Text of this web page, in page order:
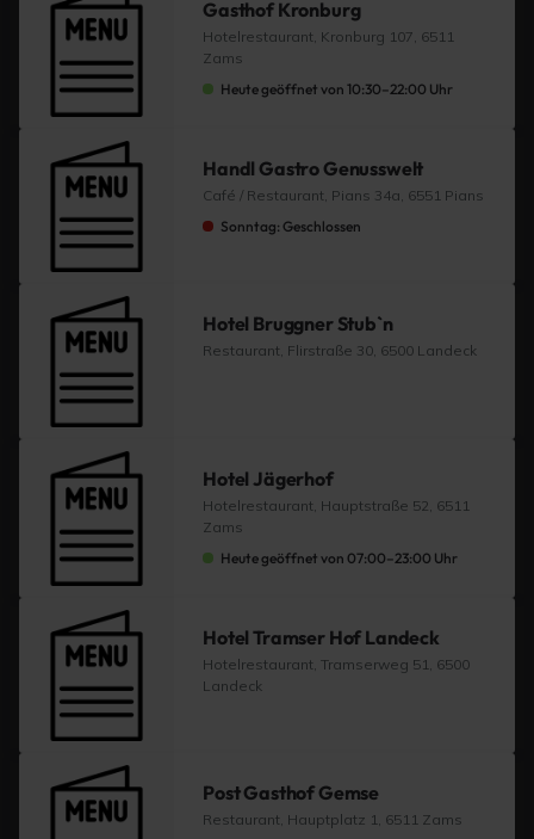
Gasthof Kronburg
Hotelrestaurant, Kronburg 107, 6511
Zams
Heute geöffnet von 10:30–22:00 Uhr
Handl Gastro Genusswelt
Café / Restaurant, Pians 34a, 6551 Pians
Sonntag: Geschlossen
Hotel Bruggner Stub`n
Restaurant, Flirstraße 30, 6500 Landeck
Hotel Jägerhof
Hotelrestaurant, Hauptstraße 52, 6511
Zams
Heute geöffnet von 07:00–23:00 Uhr
Hotel Tramser Hof Landeck
Hotelrestaurant, Tramserweg 51, 6500
Landeck
Post Gasthof Gemse
Restaurant, Hauptplatz 1, 6511 Zams